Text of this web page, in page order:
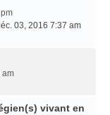
03, 2016 7:37 am
am
vivant en